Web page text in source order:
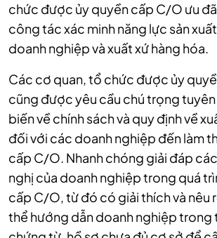
chức được ủy quyền cấp C/O ưu
công tác xác minh năng lực sản
doanh nghiệp và xuất xứ hàng hóa.
Các cơ quan, tổ chức được ủy
cũng được yêu cầu chú trọng
biến về chính sách và quy định về
đối với các doanh nghiệp đến làm
cấp C/O. Nhanh chóng giải đáp
nghị của doanh nghiệp trong quá
cấp C/O, từ đó có giải thích và nêu
thể hướng dẫn doanh nghiệp trong